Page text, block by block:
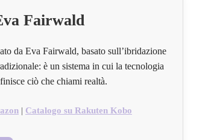
Fairwald
da Eva Fairwald, basato sull’ibridazione
è un sistema in cui la tecnologia
ciò che chiami realtà.
| Catalogo su Rakuten Kobo